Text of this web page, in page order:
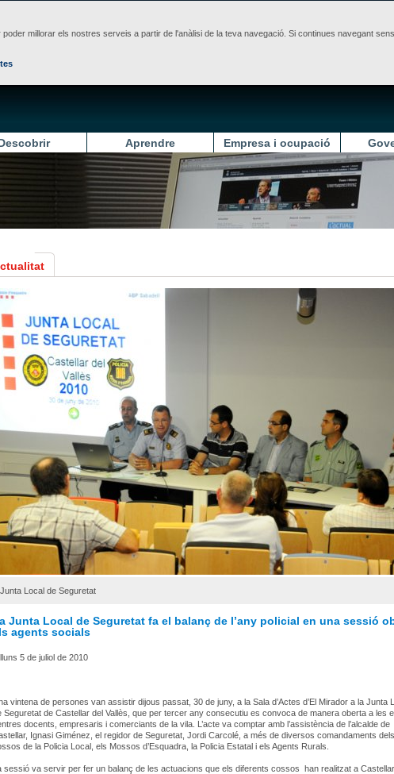
millorar els nostres serveis a partir de l'anàlisi de la teva navegació. Si continues navegant
Aprendre Empresa i ocupació
Junta Local de Seguretat
Junta Local de Seguretat fa el balanç de l’any policial en una sessió
agents socials
5 de juliol de 2010
vintena de persones van assistir dijous passat, 30 de juny, a la Sala d’Actes d’El Mirador a la Junta
Seguretat de Castellar del Vallès, que per tercer any consecutiu es convoca de manera oberta a les
docents, empresaris i comerciants de la vila. L’acte va comptar amb l’assistència de l’alcalde de
Ignasi Giménez, el regidor de Seguretat, Jordi Carcolé, a més de diversos comandaments dels
de la Policia Local, els Mossos d’Esquadra, la Policia Estatal i els Agents Rurals.
sessió va servir per fer un balanç de les actuacions que els diferents cossos han realitzat a